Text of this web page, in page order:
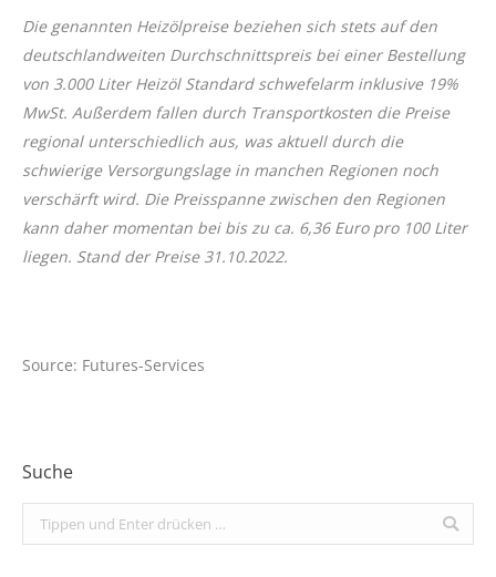
Die genannten Heizölpreise beziehen sich stets auf den
deutschlandweiten Durchschnittspreis bei einer Bestellung
von 3.000 Liter Heizöl Standard schwefelarm inklusive 19%
MwSt. Außerdem fallen durch Transportkosten die Preise
regional unterschiedlich aus, was aktuell durch die
schwierige Versorgungslage in manchen Regionen noch
verschärft wird. Die Preisspanne zwischen den Regionen
kann daher momentan bei bis zu ca. 6,36 Euro pro 100 Liter
liegen. Stand der Preise 31.10.2022.
Source: Futures-Services
Suche
Search: